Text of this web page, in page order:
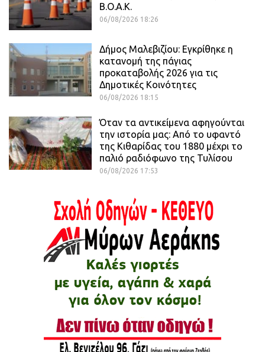
Β.Ο.Α.Κ.
06/08/2026 18:26
Δήμος Μαλεβιζίου: Εγκρίθηκε η
κατανομή της πάγιας
προκαταβολής 2026 για τις
Δημοτικές Κοινότητες
06/08/2026 18:15
Όταν τα αντικείμενα αφηγούνται
την ιστορία μας: Από το υφαντό
της Κιθαρίδας του 1880 μέχρι το
παλιό ραδιόφωνο της Τυλίσου
06/08/2026 17:53